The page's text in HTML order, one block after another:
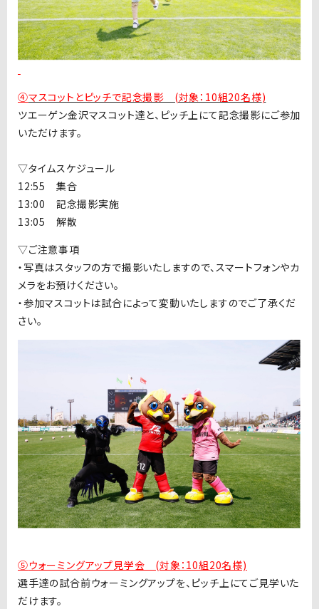
④マスコットとピッチで記念撮影 (対象：10組20名様)
ツエーゲン金沢マスコット達と、ピッチ上にて記念撮影にご参加
いただけます。
▽タイムスケジュール
12:55 集合
13:00 記念撮影実施
13:05 解散
▽ご注意事項
・写真はスタッフの方で撮影いたしますので、スマートフォンやカ
メラをお預けください。
・参加マスコットは試合によって変動いたしますのでご了承くだ
さい。
⑤ウォーミングアップ見学会 (対象：10組20名様)
選手達の試合前ウォーミングアップを、ピッチ上にてご見学いた
だけます。